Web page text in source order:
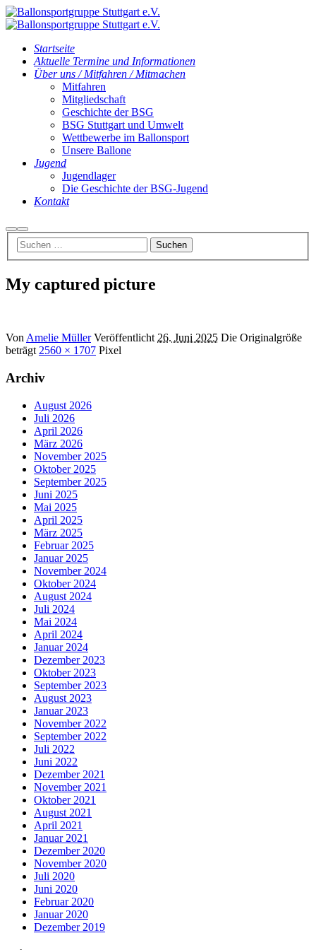
Startseite
Aktuelle Termine und Informationen
Über uns / Mitfahren / Mitmachen
Mitfahren
Mitgliedschaft
Geschichte der BSG
BSG Stuttgart und Umwelt
Wettbewerbe im Ballonsport
Unsere Ballone
Jugend
Jugendlager
Die Geschichte der BSG-Jugend
Kontakt
Suchen
Hauptmenü
My captured picture
VonAmelie Müller Veröffentlicht26. Juni 2025 Die Originalgröße
beträgt2560 × 1707 Pixel
Archiv
August 2026
Juli 2026
April 2026
März 2026
November 2025
Oktober 2025
September 2025
Juni 2025
Mai 2025
April 2025
März 2025
Februar 2025
Januar 2025
November 2024
Oktober 2024
August 2024
Juli 2024
Mai 2024
April 2024
Januar 2024
Dezember 2023
Oktober 2023
September 2023
August 2023
Januar 2023
November 2022
September 2022
Juli 2022
Juni 2022
Dezember 2021
November 2021
Oktober 2021
August 2021
April 2021
Januar 2021
Dezember 2020
November 2020
Juli 2020
Juni 2020
Februar 2020
Januar 2020
Dezember 2019